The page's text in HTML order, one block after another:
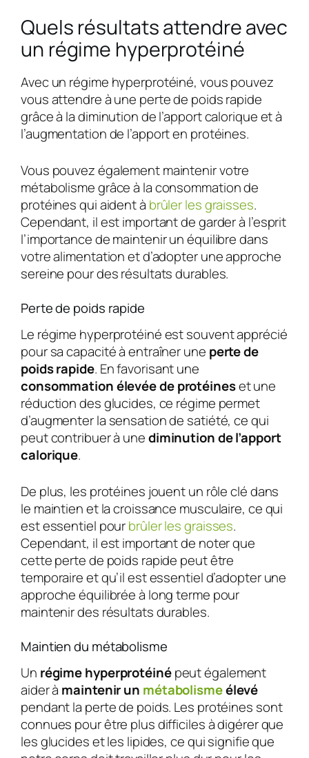
Quels résultats attendre avec
un régime hyperprotéiné
Avec un régime hyperprotéiné, vous pouvez
vous attendre à une perte de poids rapide
grâce à la diminution de l’apport calorique et à
l’augmentation de l’apport en protéines.
Vous pouvez également maintenir votre
métabolisme grâce à la consommation de
protéines qui aident à brûler les graisses.
Cependant, il est important de garder à l’esprit
l’importance de maintenir un équilibre dans
votre alimentation et d’adopter une approche
sereine pour des résultats durables.
Perte de poids rapide
Le régime hyperprotéiné est souvent apprécié
pour sa capacité à entraîner une perte de
poids rapide. En favorisant une
consommation élevée de protéineset une
réduction des glucides, ce régime permet
d’augmenter la sensation de satiété, ce qui
peut contribuer à unediminution de l’apport
calorique.
De plus, les protéines jouent un rôle clé dans
le maintien et la croissance musculaire, ce qui
est essentiel pourbrûler les graisses.
Cependant, il est important de noter que
cette perte de poids rapide peut être
temporaire et qu’il est essentiel d’adopter une
approche équilibrée à long terme pour
maintenir des résultats durables.
Maintien du métabolisme
Un régime hyperprotéinépeut également
aider à maintenir un métabolismeélevé
pendant la perte de poids. Les protéines sont
connues pour être plus difficiles à digérer que
les glucides et les lipides, ce qui signifie que